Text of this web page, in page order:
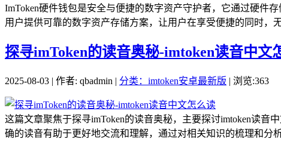
ImToken硬件钱包是安全与便捷的数字资产守护者，它通过硬件
用户提供可靠的数字资产存储方案，让用户在享受便捷的同时，
探寻imToken的读音奥秘-imtoken读音中文
2025-08-03 | 作者: qbadmin | 分类：imtoken安卓最新版 | 浏览:363
这篇文章聚焦于探寻imToken的读音奥秘，主要探讨imtoken读
确的读音有助于更好地交流和理解，通过对相关知识的梳理和分